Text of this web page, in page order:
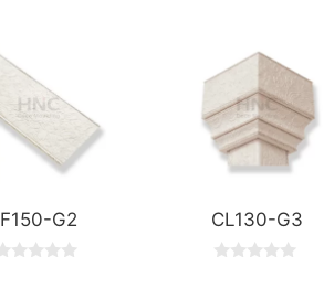
F150-G2 CL130-G3